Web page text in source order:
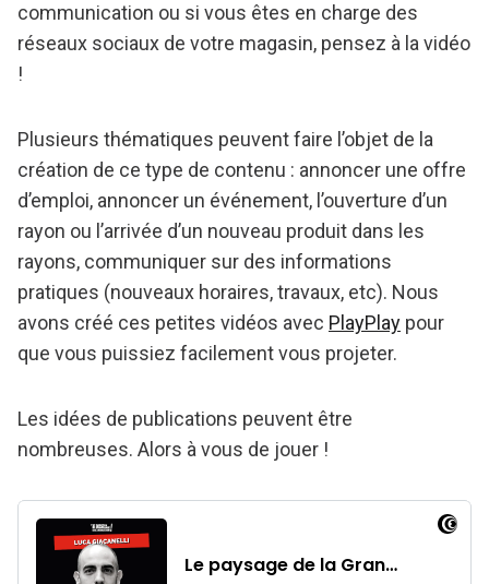
communication ou si vous êtes en charge des
réseaux sociaux de votre magasin, pensez à la vidéo
!
Plusieurs thématiques peuvent faire l’objet de la
création de ce type de contenu : annoncer une offre
d’emploi, annoncer un événement, l’ouverture d’un
rayon ou l’arrivée d’un nouveau produit dans les
rayons, communiquer sur des informations
pratiques (nouveaux horaires, travaux, etc). Nous
avons créé ces petites vidéos avec PlayPlay pour
que vous puissiez facilement vous projeter.
Les idées de publications peuvent être
nombreuses. Alors à vous de jouer !